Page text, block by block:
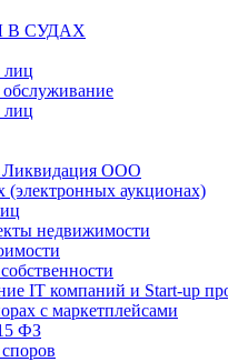
В СУДАХ
лиц
лиц
Ликвидация ООО
(электронных аукционах)
недвижимости
IT компаний и Start-up
с маркетплейсами
ФЗ